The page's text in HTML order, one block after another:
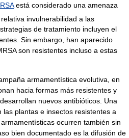
está considerado una amenaza
invulnerabilidad a las
de tratamiento incluyen el
Sin embargo, han aparecido
son resistentes incluso a estas
armamentística evolutiva, en
hacia formas más resistentes y
nuevos antibióticos. Una
plantas e insectos resistentes a
ocurren también sin
bien documentado es la difusión de